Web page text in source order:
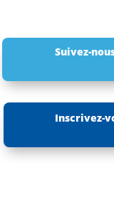
Suivez-
Inscrivez-